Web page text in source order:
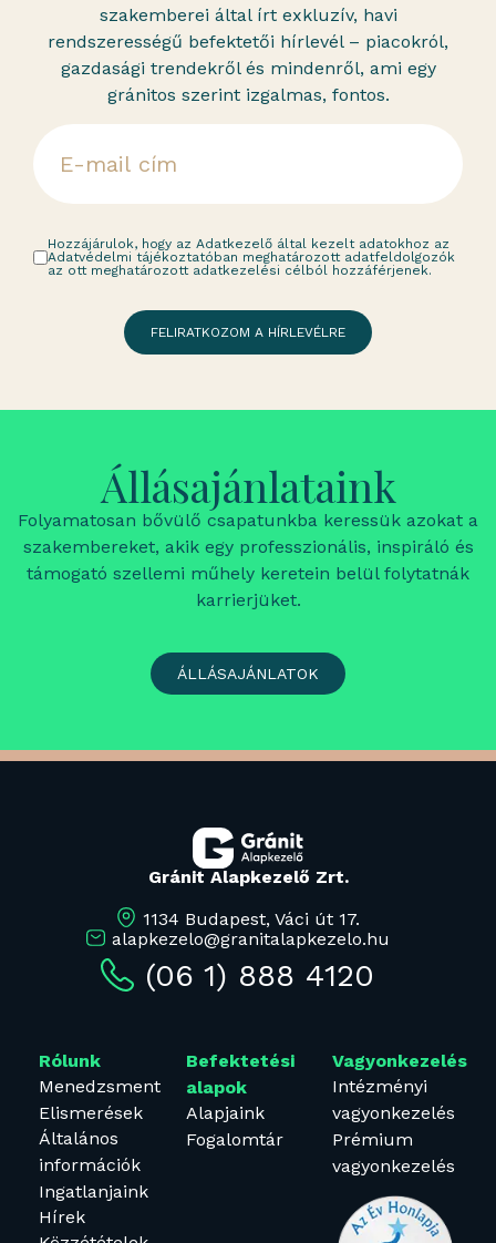
szakemberei által írt exkluzív, havi
rendszerességű befektetői hírlevél – piacokról,
gazdasági trendekről és mindenről, ami egy
gránitos szerint izgalmas, fontos.
Hozzájárulok, hogy az Adatkezelő által kezelt adatokhoz az
Adatvédelmi tájékoztatóban meghatározott adatfeldolgozók
az ott meghatározott adatkezelési célból hozzáférjenek.
FELIRATKOZOM A HÍRLEVÉLRE
Állásajánlataink
Folyamatosan bővülő csapatunkba keressük azokat a
szakembereket, akik egy professzionális, inspiráló és
támogató szellemi műhely keretein belül folytatnák
karrierjüket.
ÁLLÁSAJÁNLATOK
Gránit Alapkezelő Zrt.
1134 Budapest, Váci út 17.
alapkezelo@granitalapkezelo.hu
(06 1) 888 4120
Rólunk
Menedzsment
Elismerések
Általános
információk
Ingatlanjaink
Hírek
Befektetési
alapok
Alapjaink
Fogalomtár
Vagyonkezelés
Intézményi
vagyonkezelés
Prémium
vagyonkezelés